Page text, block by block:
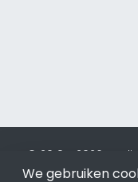
© 2019 - 2026
Internet. Betaal
We gebruiken